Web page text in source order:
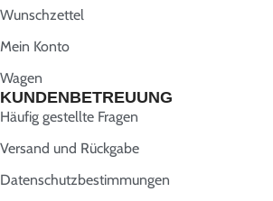
Wunschzettel
Mein Konto
Wagen
KUNDENBETREUUNG
Häufig gestellte Fragen
Versand und Rückgabe
Datenschutzbestimmungen